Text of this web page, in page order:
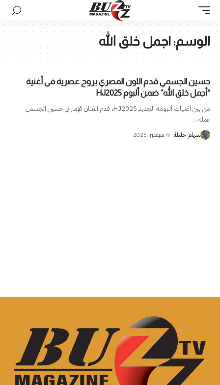
الوسم: اجمل خلق الله
حسين الجسمي قدم اللون المصري بروح عصرية في أغنية
“أجمل خلق الله” ضمن ألبوم HJ2025
من بين أغنيات ألبومه الجديد HJ2025، قدم الفنان الإماراتي حسين الجسمي
عمله…
سهام حليلة 4 سبتمبر، 2025